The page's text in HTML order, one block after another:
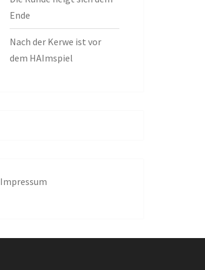
Ende
Nach der Kerwe ist vor
dem HAImspiel
Impressum